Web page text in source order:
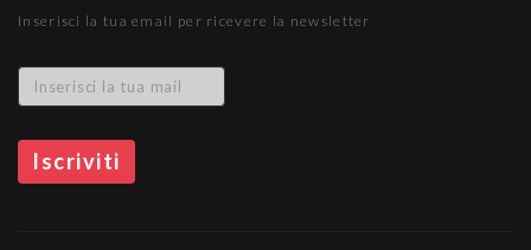
Inserisci la tua email per ricevere la newsletter